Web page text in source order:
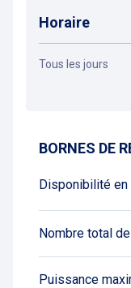
Horaire
Tous les jours
BORNES DE
Disponibilité
Nombre total
Puissance